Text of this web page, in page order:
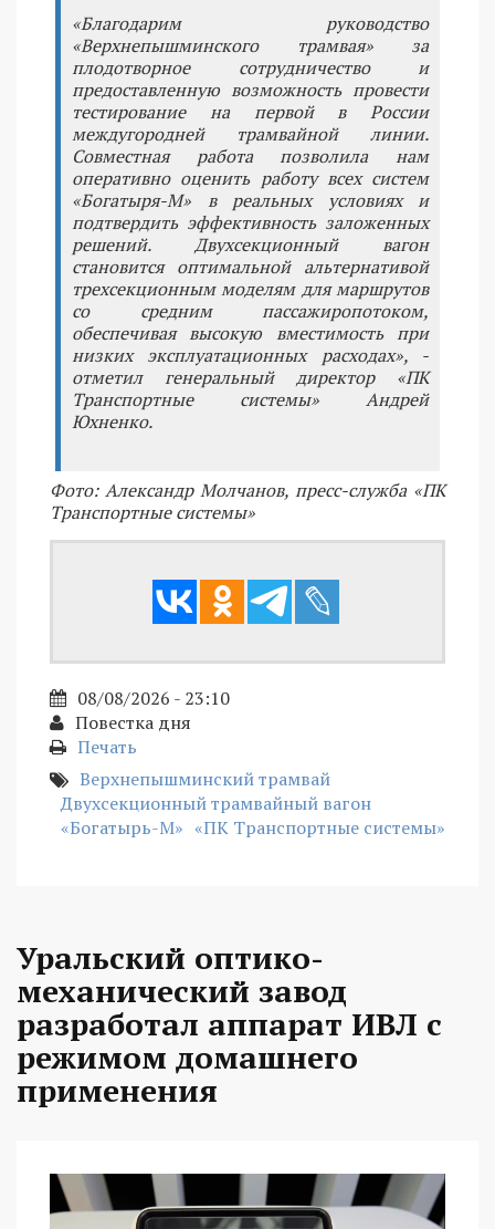
«Благодарим руководство
«Верхнепышминского трамвая» за
плодотворное сотрудничество и
предоставленную возможность провести
тестирование на первой в России
междугородней трамвайной линии.
Совместная работа позволила нам
оперативно оценить работу всех систем
«Богатыря-М» в реальных условиях и
подтвердить эффективность заложенных
решений. Двухсекционный вагон
становится оптимальной альтернативой
трехсекционным моделям для маршрутов
со средним пассажиропотоком,
обеспечивая высокую вместимость при
низких эксплуатационных расходах», -
отметил генеральный директор «ПК
Транспортные системы» Андрей
Юхненко.
Фото: Александр Молчанов, пресс-служба «ПК
Транспортные системы»
08/08/2026 - 23:10
Повестка дня
Печать
Верхнепышминский трамвай
Двухсекционный трамвайный вагон
«Богатырь-М» «ПК Транспортные системы»
Уральский оптико-
механический завод
разработал аппарат ИВЛ с
режимом домашнего
применения